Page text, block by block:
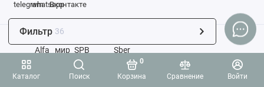
Каталог Поиск Корзина
0
Сравнение
Войти
Фильтр 36